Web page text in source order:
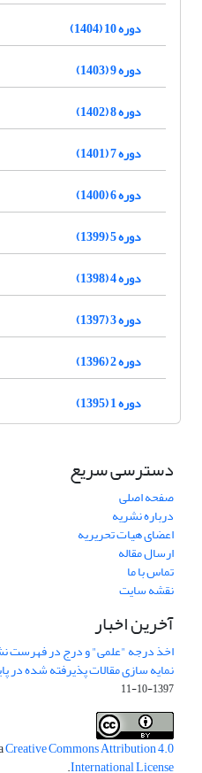
دوره 10 (1404)
دوره 9 (1403)
دوره 8 (1402)
دوره 7 (1401)
دوره 6 (1400)
دوره 5 (1399)
دوره 4 (1398)
دوره 3 (1397)
دوره 2 (1396)
دوره 1 (1395)
دسترسی سریع
صفحه اصلی
درباره نشریه
اعضای هیات تحریریه
ارسال مقاله
تماس با ما
نقشه سایت
آخرین اخبار
اخذ درجه "علمی" و درج در فهرست
نمایه سازی مقالات پذیرفته شده در
1397-10-11
Creative Commons Attribution 4.0
International License
.